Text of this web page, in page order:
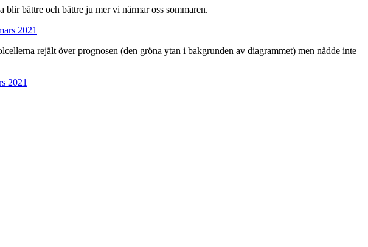
bättre och bättre ju mer vi närmar oss sommaren.
rejält över prognosen (den gröna ytan i bakgrunden av diagrammet) men nådde inte